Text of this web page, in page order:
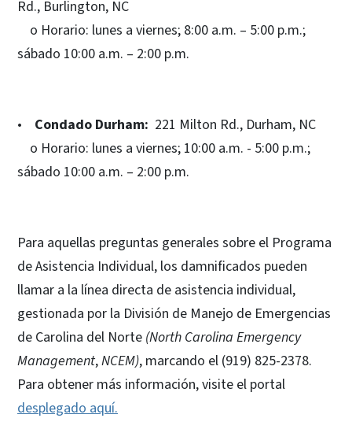
Rd., Burlington, NC
o Horario: lunes a viernes; 8:00 a.m. – 5:00 p.m.;
sábado 10:00 a.m. – 2:00 p.m.
• Condado Durham: 221 Milton Rd., Durham, NC
o Horario: lunes a viernes; 10:00 a.m. - 5:00 p.m.;
sábado 10:00 a.m. – 2:00 p.m.
Para aquellas preguntas generales sobre el Programa
de Asistencia Individual, los damnificados pueden
llamar a la línea directa de asistencia individual,
gestionada por la División de Manejo de Emergencias
de Carolina del Norte (North Carolina Emergency
Management,NCEM), marcando el (919) 825-2378.
Para obtener más información, visite el portal
desplegado aquí.